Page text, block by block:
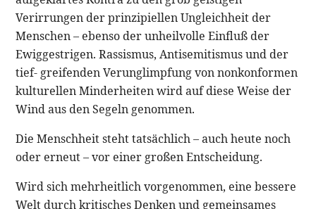
Verirrungen der prinzipiellen Ungleichheit der
Menschen – ebenso der unheilvolle Einfluß der
Ewiggestrigen. Rassismus, Antisemitismus und der
tief- greifenden Verunglimpfung von nonkonformen
kulturellen Minderheiten wird auf diese Weise der
Wind aus den Segeln genommen.
Die Menschheit steht tatsächlich – auch heute noch
oder erneut – vor einer großen Entscheidung.
Wird sich mehrheitlich vorgenommen, eine bessere
Welt durch kritisches Denken und gemeinsames